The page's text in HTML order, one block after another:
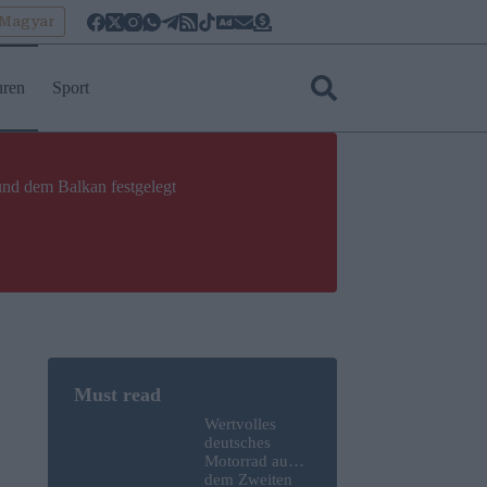
Sport
dem Balkan festgelegt
Wertvolles
deutsches
Motorrad aus
dem Zweiten